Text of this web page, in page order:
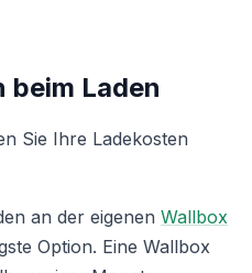
beim Laden
Sie Ihre Ladekosten
an der eigenen Wallbox
Option. Eine Wallbox